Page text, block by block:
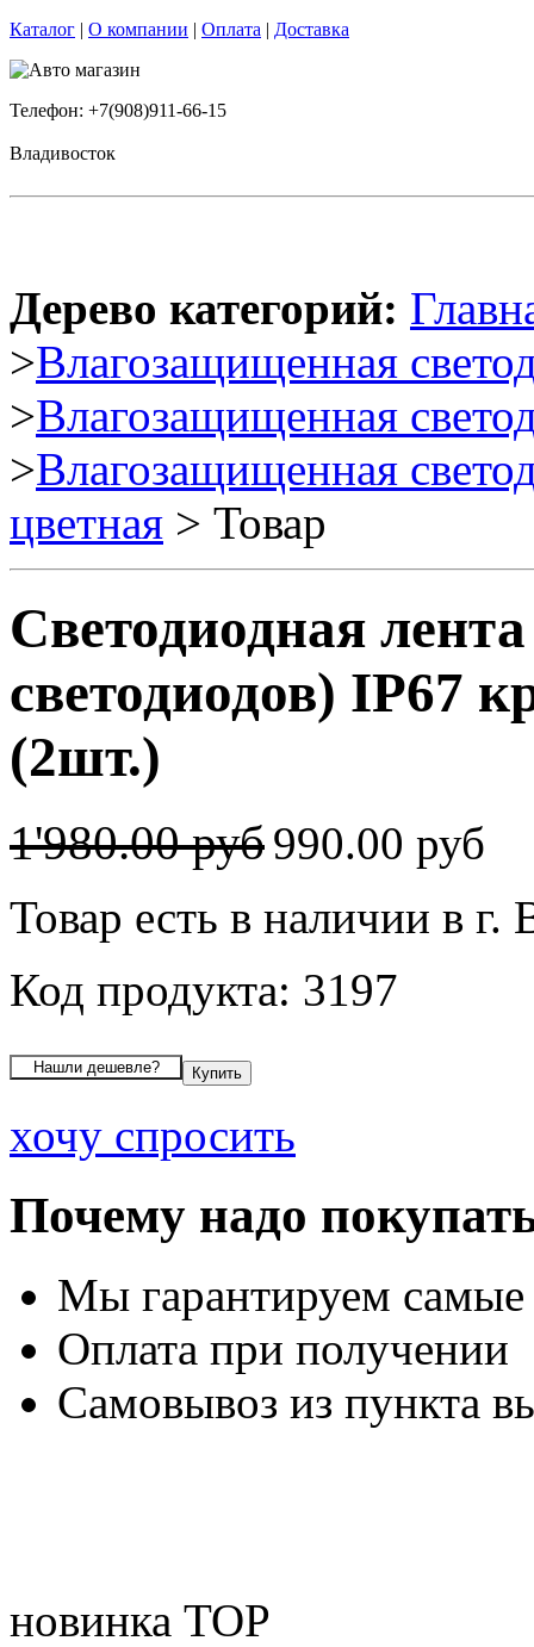
Каталог | О компании | Оплата | Доставка
Телефон: +7(908)911-66-15
Владивосток
Дерево категорий:
>Влагозащищенная
>Влагозащищенная
>Влагозащищенная
цветная > Товар
Светодиодная
светодиодов) IP67
(2шт.)
1'980.00 руб990.00 руб
Товар есть в наличии в г.
Код продукта: 3197
хочу спросить
Почему надо
Мы гарантируем
Оплата при получении
Самовывоз из пункта
новинка TOP